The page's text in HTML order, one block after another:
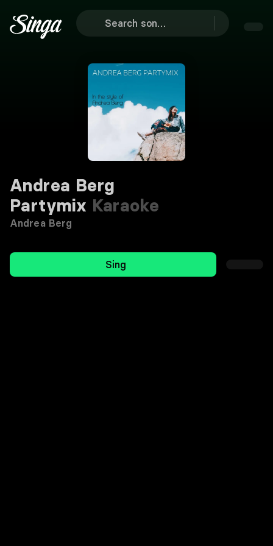
Andrea Berg
Partymix Karaoke
Andrea Berg
Sing